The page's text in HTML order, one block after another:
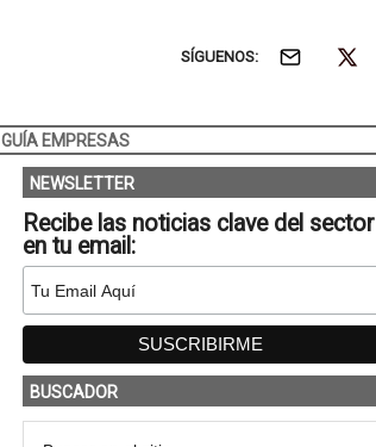
SÍGUENOS:
GUÍA EMPRESAS
NEWSLETTER
Recibe las noticias clave del sector
en tu email:
BUSCADOR